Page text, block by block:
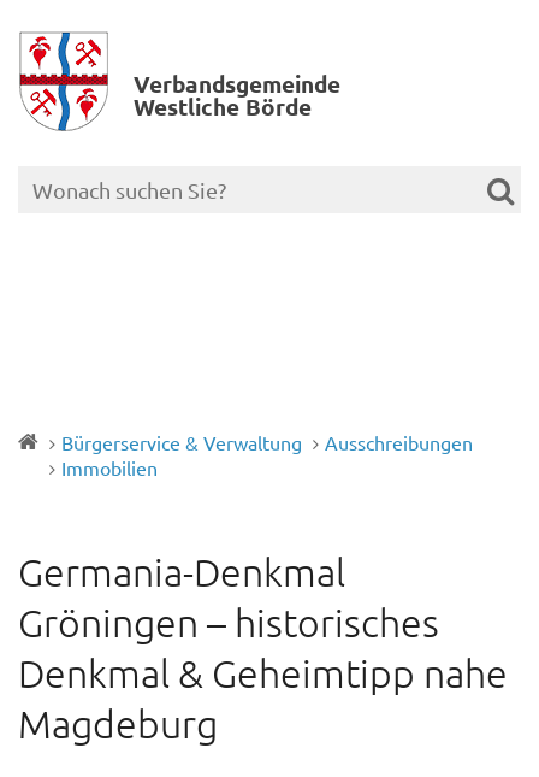
Verbands­gemeinde
Westliche Börde
Bürgerservice & Verwaltung
Ausschreibungen
Immobilien
Germania-Denkmal
Gröningen – historisches
Denkmal & Geheimtipp nahe
Magdeburg